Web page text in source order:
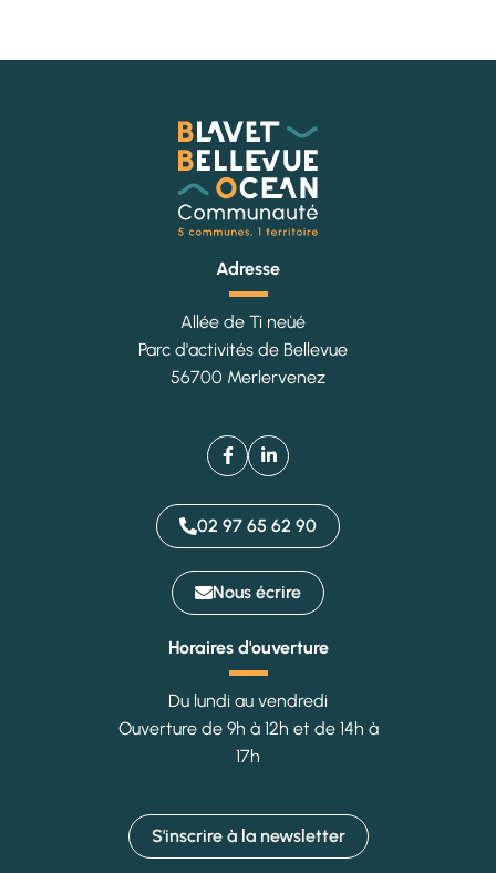
Adresse
Allée de Ti neùé
Parc d'activités de Bellevue
56700 Merlervenez
Facebook
(ouverture dans un nouvel onglet)
Linkedin
(ouverture dans un nouvel
02 97 65 62 90
Nous écrire
Horaires d'ouverture
Du lundi au vendredi
Ouverture de 9h à 12h et de 14h à
17h
S'inscrire à la newsletter